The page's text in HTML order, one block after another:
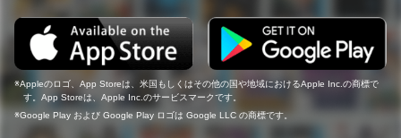
Appleのロゴ、App Storeは、米国もしくはその他の国や地域におけるApple Inc.の商標で
す。App Storeは、Apple Inc.のサービスマークです。
Google Play および Google Play ロゴは Google LLC の商標です。